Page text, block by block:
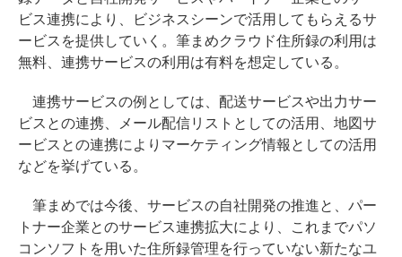
ビス連携により、ビジネスシーンで活用してもらえるサ
ービスを提供していく。筆まめクラウド住所録の利用は
無料、連携サービスの利用は有料を想定している。
連携サービスの例としては、配送サービスや出力サー
ビスとの連携、メール配信リストとしての活用、地図サ
ービスとの連携によりマーケティング情報としての活用
などを挙げている。
筆まめでは今後、サービスの自社開発の推進と、パー
トナー企業とのサービス連携拡大により、これまでパソ
コンソフトを用いた住所録管理を行っていない新たなユ